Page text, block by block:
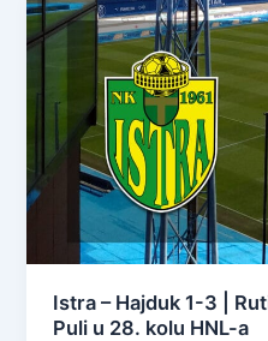
Istra – Hajduk 1-3 |
Puli u 28. kolu HNL-a